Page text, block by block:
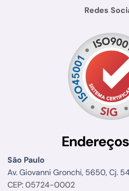
Redes
São Paulo
Av. Giovanni Gronchi, 5650, Cj.
CEP: 05724-0002